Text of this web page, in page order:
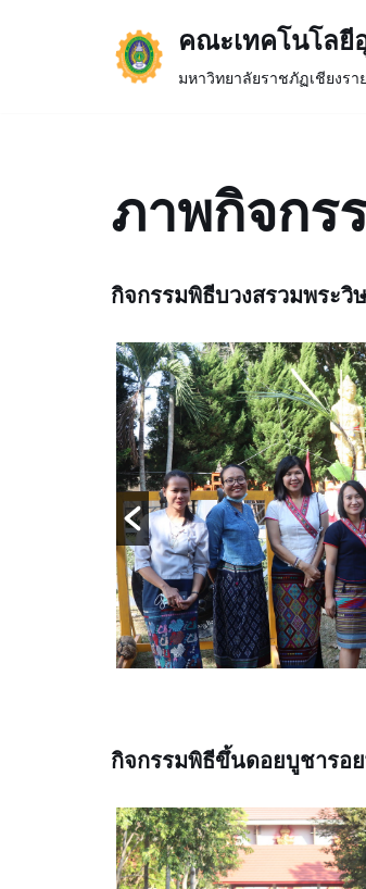
คณะเทคโนโลยี
มหาวิทยาลัยราชภัฏเชียงราย
ภาพกิจกร
กิจกรรมพิธีบวงสรวมพระ
กิจกรรมพิธีขึ้นดอยบูชารอ